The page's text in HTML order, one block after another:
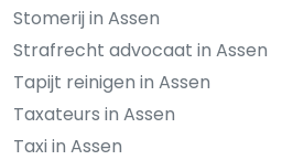
Stomerij in Assen
Strafrecht advocaat in Assen
Tapijt reinigen in Assen
Taxateurs in Assen
Taxi in Assen